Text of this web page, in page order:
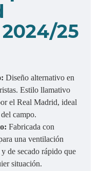
25
Diseño alternativo en
Estilo llamativo
el Real Madrid, ideal
campo.
Fabricada con
una ventilación
de secado rápido que
situación.